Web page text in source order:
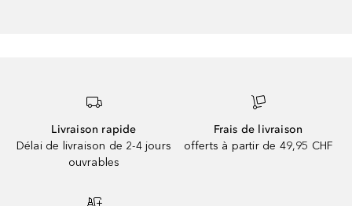
Livraison rapide
Délai de livraison de 2-4 jours
ouvrables
Frais de livraison
offerts à partir de 49,95 CHF